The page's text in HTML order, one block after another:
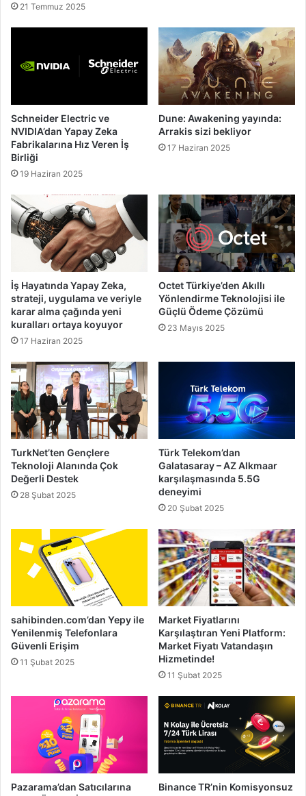
21 Temmuz 2025
Schneider Electric ve
NVIDIA’dan Yapay Zeka
Fabrikalarına Hız Veren İş
Birliği
19 Haziran 2025
Dune: Awakening yayında:
Arrakis sizi bekliyor
17 Haziran 2025
İş Hayatında Yapay Zeka,
strateji, uygulama ve veriyle
karar alma çağında yeni
kuralları ortaya koyuyor
17 Haziran 2025
Octet Türkiye’den Akıllı
Yönlendirme Teknolojisi ile
Güçlü Ödeme Çözümü
23 Mayıs 2025
TurkNet’ten Gençlere
Teknoloji Alanında Çok
Değerli Destek
28 Şubat 2025
Türk Telekom’dan
Galatasaray – AZ Alkmaar
karşılaşmasında 5.5G
deneyimi
20 Şubat 2025
sahibinden.com’dan Yepy ile
Yenilenmiş Telefonlara
Güvenli Erişim
11 Şubat 2025
Market Fiyatlarını
Karşılaştıran Yeni Platform:
Market Fiyatı Vatandaşın
Hizmetinde!
11 Şubat 2025
Pazarama’dan Satıcılarına
Binance TR’nin Komisyonsuz